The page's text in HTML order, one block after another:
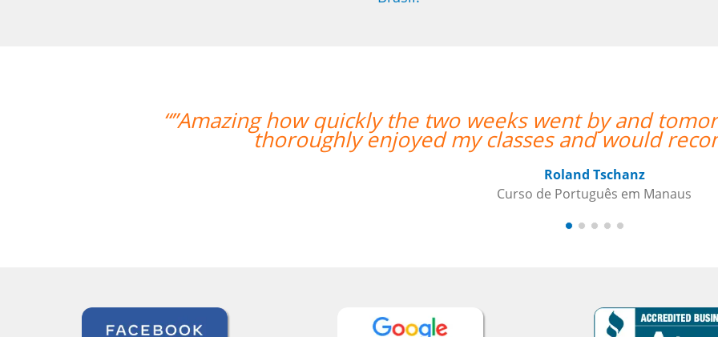
the two weeks went by and tomorrow is my last day with Milena. I
my classes and would recommend her anytime. ””